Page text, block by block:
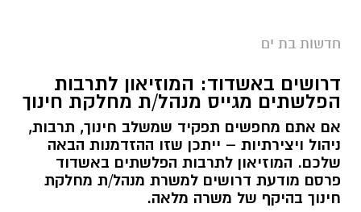
חדשות בת ים
דרושים באשדוד: המוזיאון לתרבות
הפלשתים מגייס מנהל/ת מחלקת חינוך
אם אתם מחפשים תפקיד שמשלב חינוך, תרבות,
ניהול ויצירתיות – ייתכן שזו ההזדמנות הבאה
שלכם. המוזיאון לתרבות הפלשתים באשדוד
פרסם מודעת דרושים למשרת מנהל/ת מחלקת
חינוך בהיקף של משרה מלאה.